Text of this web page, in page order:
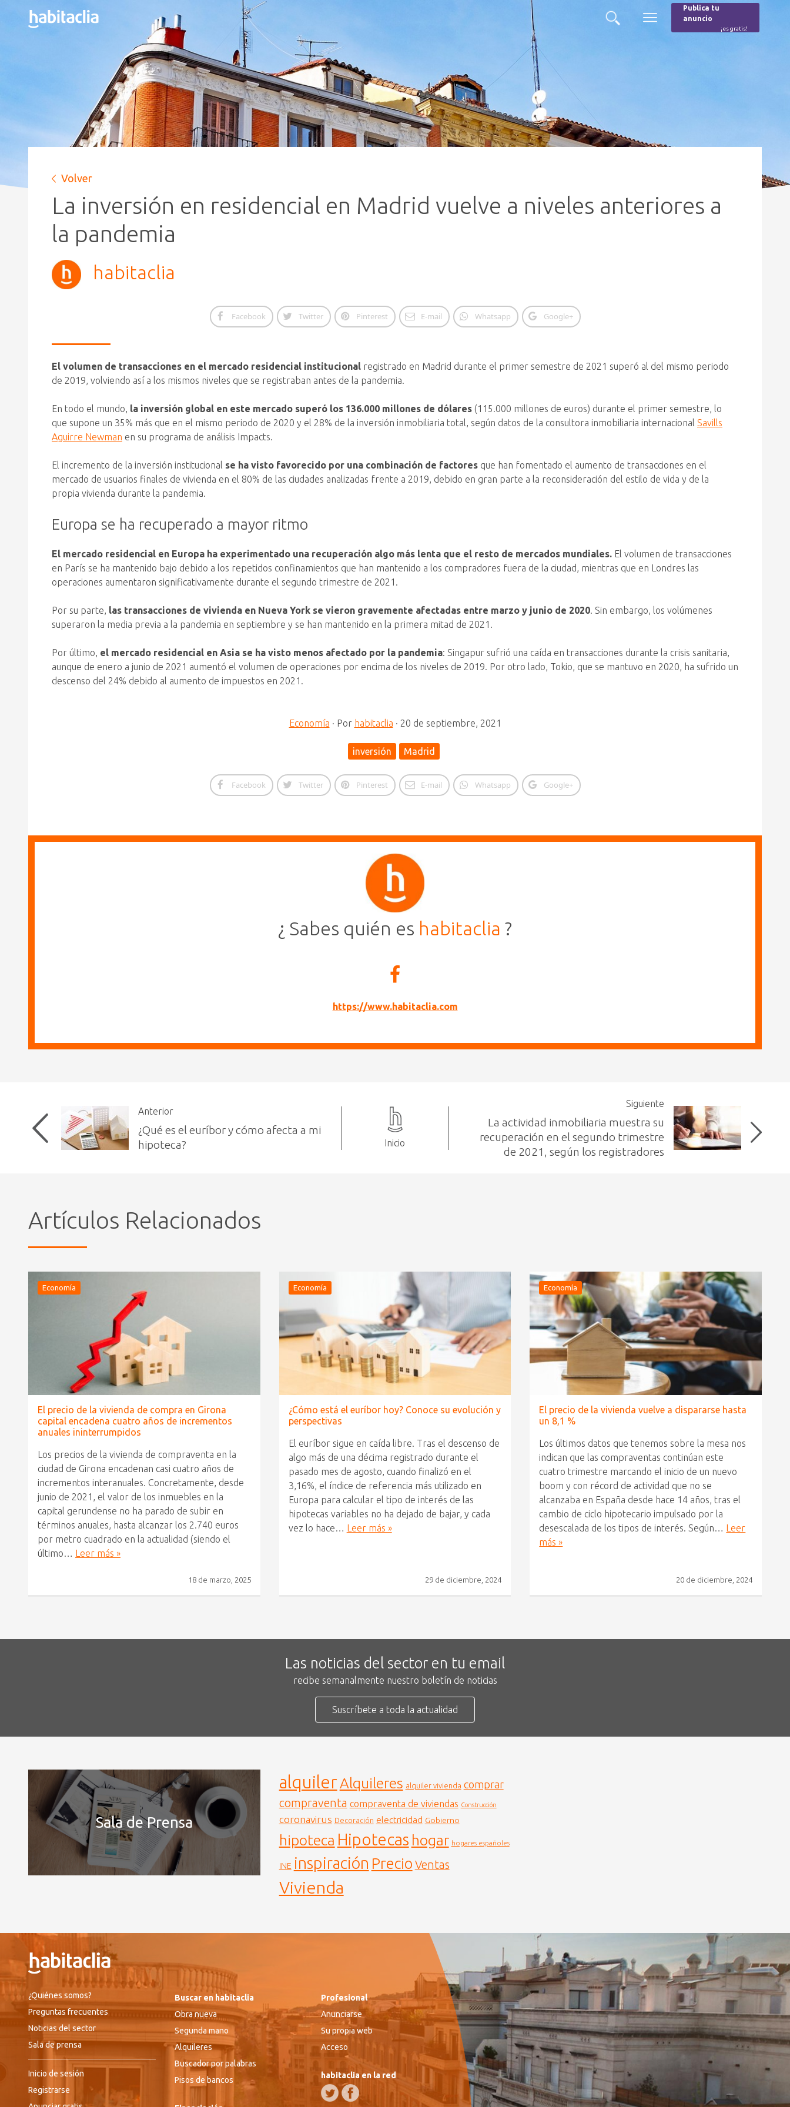
Buscar
Menú
Publica tu
anuncio
¡es gratis!
Volver
La inversión en residencial en Madrid vuelve a niveles anteriores a
la pandemia
habitaclia
Facebook Twitter Pinterest E-mail Whatsapp Google+
El volumen de transacciones en el mercado residencial institucional registrado en Madrid durante el primer semestre de 2021 superó al del mismo periodo
de 2019, volviendo así a los mismos niveles que se registraban antes de la pandemia.
En todo el mundo, la inversión global en este mercado superó los 136.000 millones de dólares (115.000 millones de euros) durante el primer semestre, lo
que supone un 35% más que en el mismo periodo de 2020 y el 28% de la inversión inmobiliaria total, según datos de la consultora inmobiliaria internacional Savills
Aguirre Newman en su programa de análisis Impacts.
El incremento de la inversión institucional se ha visto favorecido por una combinación de factores que han fomentado el aumento de transacciones en el
mercado de usuarios finales de vivienda en el 80% de las ciudades analizadas frente a 2019, debido en gran parte a la reconsideración del estilo de vida y de la
propia vivienda durante la pandemia.
Europa se ha recuperado a mayor ritmo
El mercado residencial en Europa ha experimentado una recuperación algo más lenta que el resto de mercados mundiales. El volumen de transacciones
en París se ha mantenido bajo debido a los repetidos confinamientos que han mantenido a los compradores fuera de la ciudad, mientras que en Londres las
operaciones aumentaron significativamente durante el segundo trimestre de 2021.
Por su parte, las transacciones de vivienda en Nueva York se vieron gravemente afectadas entre marzo y junio de 2020. Sin embargo, los volúmenes
superaron la media previa a la pandemia en septiembre y se han mantenido en la primera mitad de 2021.
Por último, el mercado residencial en Asia se ha visto menos afectado por la pandemia: Singapur sufrió una caída en transacciones durante la crisis sanitaria,
aunque de enero a junio de 2021 aumentó el volumen de operaciones por encima de los niveles de 2019. Por otro lado, Tokio, que se mantuvo en 2020, ha sufrido un
descenso del 24% debido al aumento de impuestos en 2021.
Economía · Por habitaclia · 20 de septiembre, 2021
inversión Madrid
Facebook Twitter Pinterest E-mail Whatsapp Google+
¿ Sabes quién es habitaclia ?
https://www.habitaclia.com
Anterior
¿Qué es el euríbor y cómo afecta a mi
hipoteca?
Inicio
Siguiente
La actividad inmobiliaria muestra su
recuperación en el segundo trimestre
de 2021, según los registradores
Artículos Relacionados
Economía
El precio de la vivienda de compra en Girona
capital encadena cuatro años de incrementos
anuales ininterrumpidos
Los precios de la vivienda de compraventa en la
ciudad de Girona encadenan casi cuatro años de
incrementos interanuales. Concretamente, desde
junio de 2021, el valor de los inmuebles en la
capital gerundense no ha parado de subir en
términos anuales, hasta alcanzar los 2.740 euros
por metro cuadrado en la actualidad (siendo el
último… Leer más »
18 de marzo, 2025
Economía
¿Cómo está el euríbor hoy? Conoce su evolución y
perspectivas
El euríbor sigue en caída libre. Tras el descenso de
algo más de una décima registrado durante el
pasado mes de agosto, cuando finalizó en el
3,16%, el índice de referencia más utilizado en
Europa para calcular el tipo de interés de las
hipotecas variables no ha dejado de bajar, y cada
vez lo hace… Leer más »
29 de diciembre, 2024
Economía
El precio de la vivienda vuelve a dispararse hasta
un 8,1 %
Los últimos datos que tenemos sobre la mesa nos
indican que las compraventas continúan este
cuatro trimestre marcando el inicio de un nuevo
boom y con récord de actividad que no se
alcanzaba en España desde hace 14 años, tras el
cambio de ciclo hipotecario impulsado por la
desescalada de los tipos de interés. Según… Leer
más »
20 de diciembre, 2024
Las noticias del sector en tu email
recibe semanalmente nuestro boletín de noticias
Suscríbete a toda la actualidad
Sala de Prensa
alquilerAlquileres alquiler vivienda comprar
compraventa compraventa de viviendas Construcción
coronavirus Decoración electricidad Gobierno
hipoteca Hipotecas hogar hogares españoles
INE inspiración Precio Ventas
Vivienda
¿Quiénes somos?
Preguntas frecuentes
Noticias del sector
Sala de prensa
Inicio de sesión
Registrarse
Buscar en habitaclia
Obra nueva
Segunda mano
Alquileres
Buscador por palabras
Pisos de bancos
Profesional
Anunciarse
Su propia web
Acceso
habitaclia en la red